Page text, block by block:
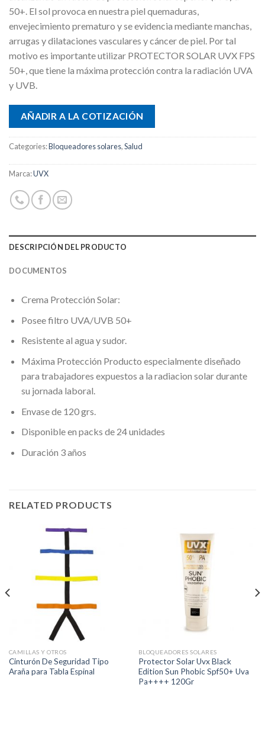
50+. El sol provoca en nuestra piel quemaduras,
envejecimiento prematuro y se evidencia mediante manchas,
arrugas y dilataciones vasculares y cáncer de piel. Por tal
motivo es importante utilizar PROTECTOR SOLAR UVX FPS
50+, que tiene la máxima protección contra la radiación UVA
y UVB.
AÑADIR A LA COTIZACIÓN
Categories:Bloqueadores solares,Salud
Marca:UVX
DESCRIPCIÓN DEL PRODUCTO
DOCUMENTOS
Crema Protección Solar:
Posee filtro UVA/UVB 50+
Resistente al agua y sudor.
Máxima Protección Producto especialmente diseñado
para trabajadores expuestos a la radiacion solar durante
su jornada laboral.
Envase de 120 grs.
Disponible en packs de 24 unidades
Duración 3 años
RELATED PRODUCTS
CAMILLAS Y OTROS
Cinturón De Seguridad Tipo
Araña para Tabla Espinal
BLOQUEADORES SOLARES
Protector Solar Uvx Black
Edition Sun Phobic Spf50+ Uva
Pa++++ 120Gr